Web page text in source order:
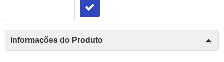
Informações do Produto